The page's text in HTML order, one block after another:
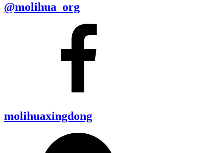
@molihua_org
molihuaxingdong